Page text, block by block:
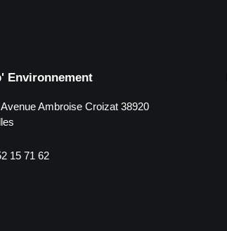
Environnement
Ambroise Croizat 38920
15 71 62